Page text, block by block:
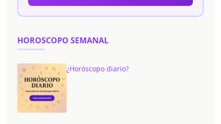
HOROSCOPO SEMANAL
¿Horóscopo diario?